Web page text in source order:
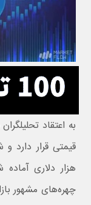
به اعتقاد
هزار دلاری
چهره‌های مشهور